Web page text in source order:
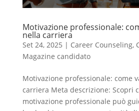
Motivazione professionale:
nella carriera
Set 24, 2025 | Career Counseling,
Magazine candidato
Motivazione professionale: come
carriera Meta descrizione: Scopri
motivazione professionale può